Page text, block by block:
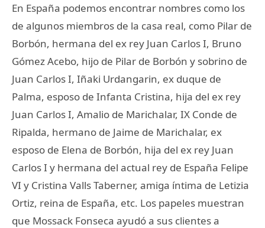
En España podemos encontrar nombres como los
de algunos miembros de la casa real, como Pilar de
Borbón, hermana del ex rey Juan Carlos I, Bruno
Gómez Acebo, hijo de Pilar de Borbón y sobrino de
Juan Carlos I, Iñaki Urdangarin, ex duque de
Palma, esposo de Infanta Cristina, hija del ex rey
Juan Carlos I, Amalio de Marichalar, IX Conde de
Ripalda, hermano de Jaime de Marichalar, ex
esposo de Elena de Borbón, hija del ex rey Juan
Carlos I y hermana del actual rey de España Felipe
VI y Cristina Valls Taberner, amiga íntima de Letizia
Ortiz, reina de España, etc. Los papeles muestran
que Mossack Fonseca ayudó a sus clientes a